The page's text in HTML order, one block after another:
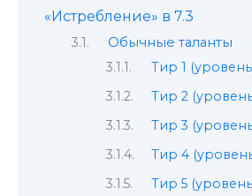
«Истребление» в 7.3
Обычные таланты
Тир 1
Тир 2
Тир 3
Тир 4
Тир 5 (уровень